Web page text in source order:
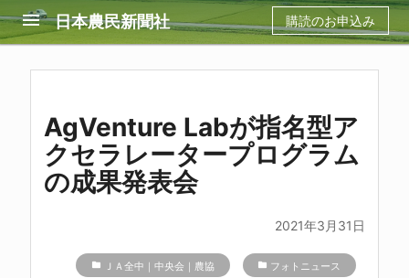
menu 日本農民新聞社 購読のお申込み
AgVenture Labが指名型ア
クセラレータープログラム
の成果発表会
2021年3月31日
folder ＪＡ全中｜中央会｜農協 folder フォトニュース